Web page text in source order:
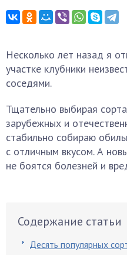
Несколько лет назад я
участке клубники
соседями.
Тщательно выбирая
зарубежных и
стабильно собираю
с отличным вкусом. А
не боятся болезней и
Содержание статьи
Десять популярных